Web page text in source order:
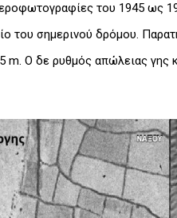
του 1945 ως
του σημερινού δρόμου.
Ο δε ρυθμός απώλειας γης